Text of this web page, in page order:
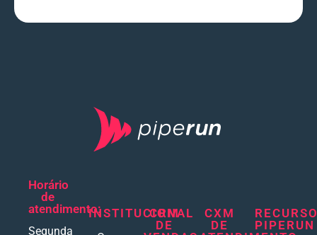
Horário
de
atendimento:
Segunda
INSTITUCIONAL
CRM
DE
CXM
DE
PIPERUN